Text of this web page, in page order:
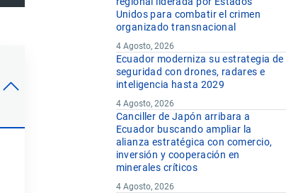
Unidos para combatir el crimen
organizado transnacional
4 Agosto, 2026
Ecuador moderniza su estrategia de
seguridad con drones, radares e
inteligencia hasta 2029
4 Agosto, 2026
Canciller de Japón arribara a
Ecuador buscando ampliar la
alianza estratégica con comercio,
inversión y cooperación en
minerales críticos
4 Agosto, 2026